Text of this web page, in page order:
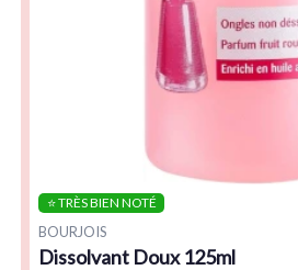
⭐ TRÈS BIEN NOTÉ
BOURJOIS
Dissolvant Doux 125ml